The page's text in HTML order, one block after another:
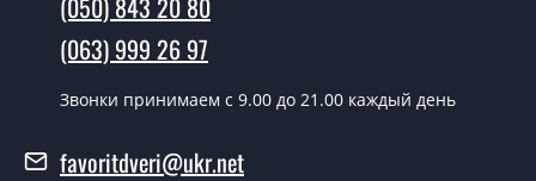
Да производим. Монтаж межкомнатных дверей ТМ
Фаворит производится согласно очереди, во все дни
кроме воскресенья.
Modern-36-2-slider?
(063) 999 26 97
Звонки принимаем c 9.00 до 21.00 каждый день
favoritdveri@ukr.net